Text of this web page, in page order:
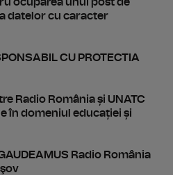
datelor cu caracter
CU PROTECTIA
Radio România și UNATC
în domeniul educației și
Radio România